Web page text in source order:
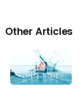
Other Articles